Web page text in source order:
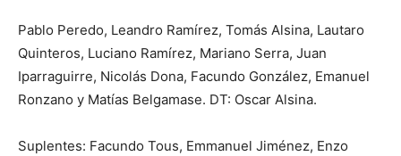
Pablo Peredo, Leandro Ramírez, Tomás Alsina, Lautaro
Quinteros, Luciano Ramírez, Mariano Serra, Juan
Iparraguirre, Nicolás Dona, Facundo González, Emanuel
Ronzano y Matías Belgamase. DT: Oscar Alsina.
Suplentes: Facundo Tous, Emmanuel Jiménez, Enzo